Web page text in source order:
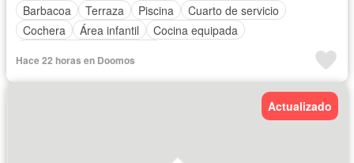
Barbacoa
Terraza Piscina
Cuarto de servicio
Cochera
Área infantil
Cocina equipada
Hace 22 horas en Doomos
Actualizado